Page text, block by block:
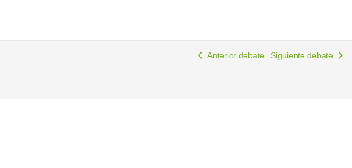
Anterior debate Siguiente debate